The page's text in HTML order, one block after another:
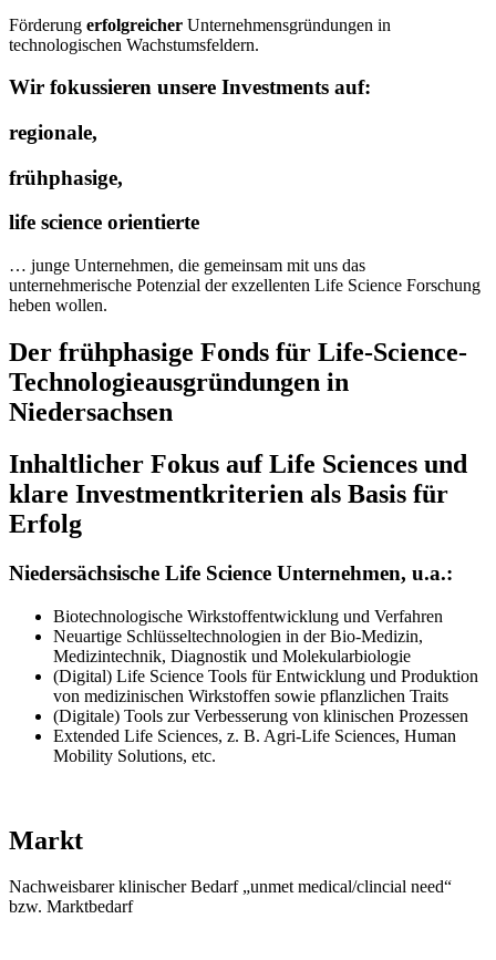
Förderung erfolgreicher Unternehmensgründungen in
technologischen Wachstumsfeldern.
Wir fokussieren unsere Investments auf:
regionale,
frühphasige,
life science orientierte
… junge Unternehmen, die gemeinsam mit uns das
unternehmerische Potenzial der exzellenten Life Science Forschung
heben wollen.
Der frühphasige Fonds für Life-Science-
Technologieausgründungen in
Niedersachsen
Inhaltlicher Fokus auf Life Sciences und
klare Investmentkriterien als Basis für
Erfolg
Niedersächsische Life Science Unternehmen, u.a.:
Biotechnologische Wirkstoffentwicklung und Verfahren
Neuartige Schlüsseltechnologien in der Bio-Medizin,
Medizintechnik, Diagnostik und Molekularbiologie
(Digital) Life Science Tools für Entwicklung und Produktion
von medizinischen Wirkstoffen sowie pflanzlichen Traits
(Digitale) Tools zur Verbesserung von klinischen Prozessen
Extended Life Sciences, z. B. Agri-Life Sciences, Human
Mobility Solutions, etc.
Markt
Nachweisbarer klinischer Bedarf „unmet medical/clincial need“
bzw. Marktbedarf